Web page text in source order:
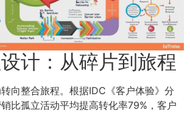
计：从碎片到旅程
向整合旅程。根据IDC《客户体验》分
比孤立活动平均提高转化率79%，客户